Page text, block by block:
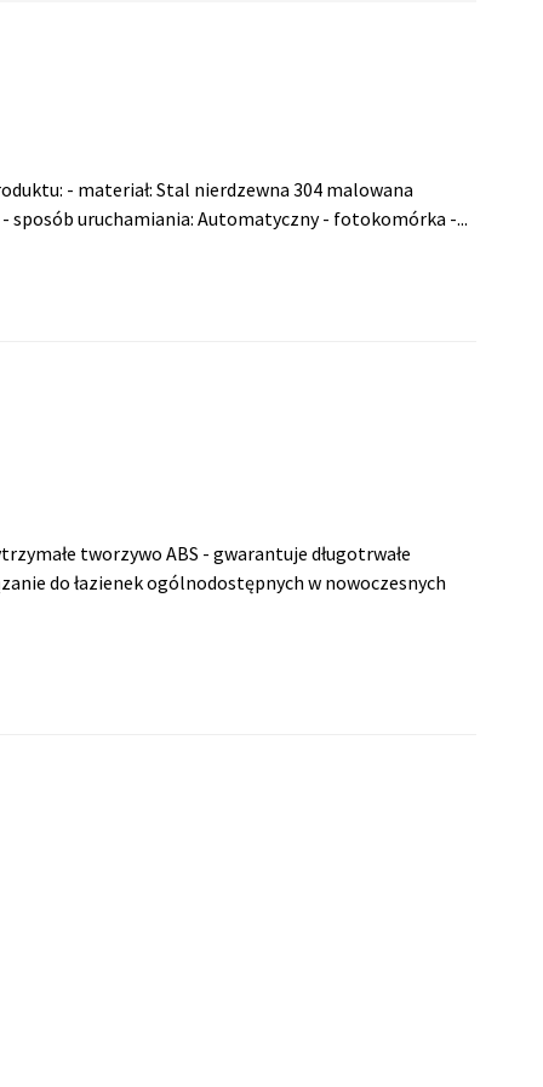
- materiał: Stal nierdzewna 304 malowana
sposób uruchamiania: Automatyczny - fotokomórka -...
tworzywo ABS - gwarantuje długotrwałe
do łazienek ogólnodostępnych w nowoczesnych